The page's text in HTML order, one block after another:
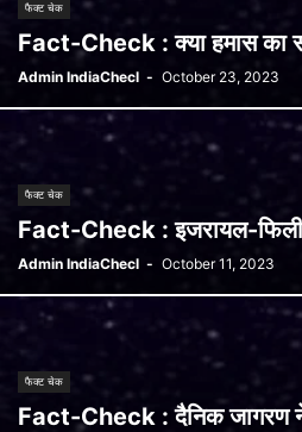
फैक्ट चेक
Fact-Check : क्या हमास का
Admin IndiaChecl - October 23, 2023
फैक्ट चेक
Fact-Check : इजरायल-
Admin IndiaChecl - October 11, 2023
फैक्ट चेक
Fact-Check : दैनिक जागरण ने